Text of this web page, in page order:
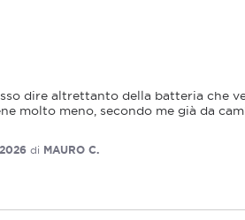
dire altrettanto della batteria che
molto meno, secondo me già da
di MAURO C.